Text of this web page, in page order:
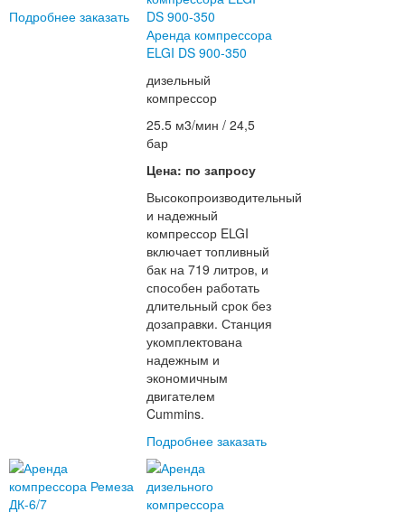
Подробнее заказать
Аренда компрессора
ELGI DS 900-350
дизельный
компрессор
25.5 м3/мин / 24,5
бар
Цена: по запросу
Высокопроизводительный
и надежный
компрессор ELGI
включает топливный
бак на 719 литров, и
способен работать
длительный срок без
дозаправки. Станция
укомплектована
надежным и
экономичным
двигателем
Cummins.
Подробнее заказать